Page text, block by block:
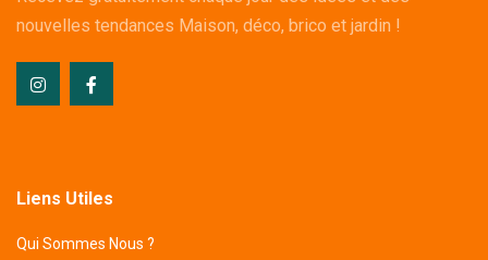
nouvelles tendances Maison, déco, brico et jardin !
Liens Utiles
Qui Sommes Nous ?